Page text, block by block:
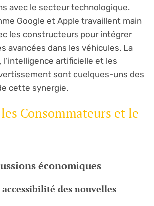
avec le secteur technologique.
Google et Apple travaillent main
les constructeurs pour intégrer
avancées dans les véhicules. La
, l’intelligence artificielle et les
sont quelques-uns des
cette synergie.
Consommateurs et le
économiques
des nouvelles